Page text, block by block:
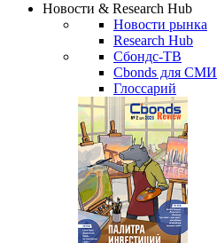
Новости & Research Hub
Новости рынка
Research Hub
Сбондс-ТВ
Cbonds для СМИ
Глоссарий